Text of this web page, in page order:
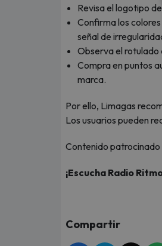
Revisa el logotipo
Confirma los
señal de
Observa el rotulado
Compra en puntos
marca.
Por ello, Limagas
Los usuarios pueden
Contenido patrocinado
¡Escucha Radio
Compartir